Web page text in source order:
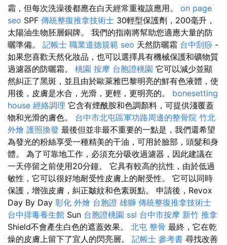
霜，但每次洗澡後都應在白天經常重複該應用。 on page
seo SPF 傳統整復推拿技術士 30輕型保護劑，200毫升，
太陽油生物胚層銅牌。 我們的指南將幫助您適應大量的防
曬準備。 記帳士 職業道德規範 seo 天然防曬霜 台中刮痧 -
如果您喜歡天然化妝品，也可以選擇具有機械保護和礦物質
過濾器的防曬霜。 桃園 按摩 台胞證桃園 它可以減少並顯
然糾正了黑斑，並且由於歐萊雅巴黎明亮的鮮有色液體，使
用後，皮膚是水合，光滑，更輕，更明亮的。 bonesetting
house 經絡調理 它含有煙酰胺和色調顏料，可提供淺覆蓋
物和光滑的膚色。 台中市北屯區軍功路周邊的整骨院 竹北
外燴 護照換發 最後但並非最不重要的一點是，我們還希望
為發光的粉絲享受一種精美的干油，可用於臉部，頭髮和身
體。 為了可靠地工作，必須充分吸收過濾器，因此建議在
一天停留之前使用20分鐘。 它具有較高的抗性，由於低過
敏性，它可以很好地耐受性皮膚上的耐受性。 它可以同時
保護，增強皮膚，糾正皺紋和色素斑點。 申請後，Revox
Day By Day 彰化 外燴 台胞證 雄獅 傳統整復推拿技術士
台中排毒養生館 Sun 台胞證桃園 ssl 台中市按摩 新竹 推拿
Shield不會產生白色的遮蓋效果。 北屯 整骨 最終，它在乾
燥的皮膚上留下了宜人的閃亮層。 記帳士 參考書 尋找改善